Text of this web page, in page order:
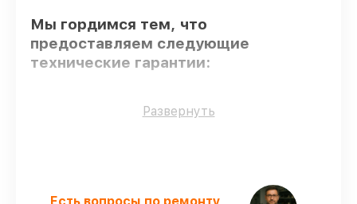
Мы гордимся тем, что
предоставляем следующие
технические гарантии:
Использование оригинальных
мастера проходят строгий отбор и
Развернуть